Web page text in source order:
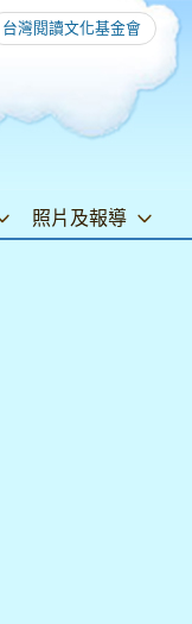
台灣閱讀文化基金會
照片及報導